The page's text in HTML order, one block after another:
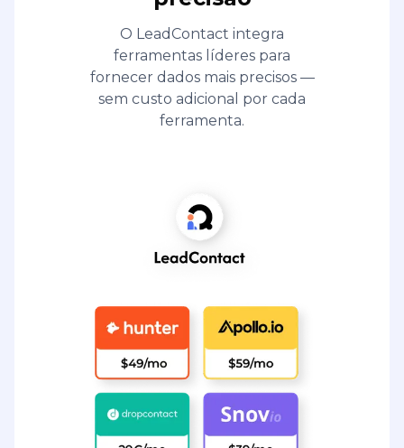
O LeadContact integra
ferramentas líderes para
fornecer dados mais precisos —
sem custo adicional por cada
ferramenta.